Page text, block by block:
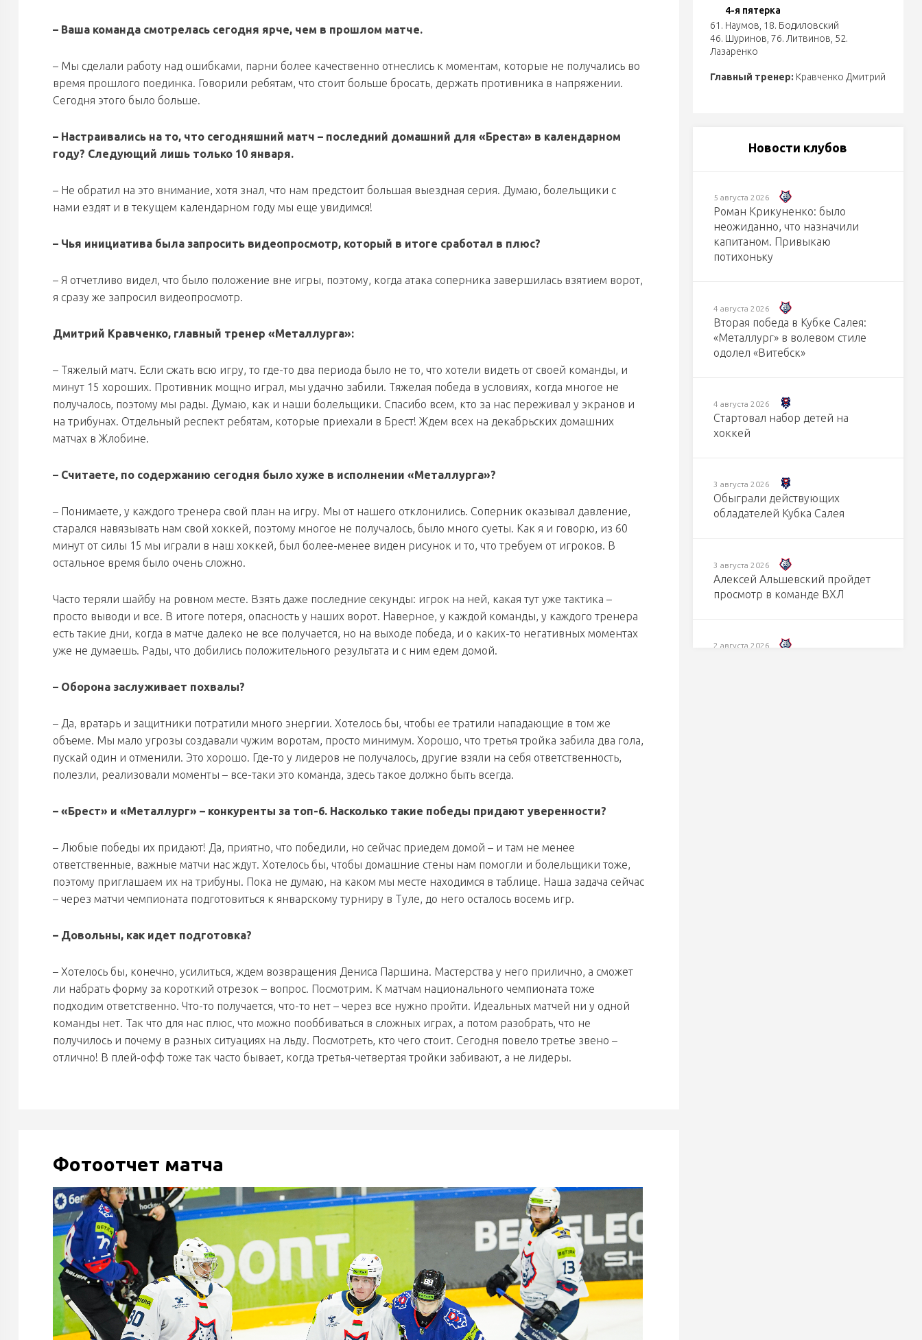
– Ваша команда смотрелась сегодня ярче, чем в прошлом матче.
– Мы сделали работу над ошибками, парни более качественно отнеслись к моментам, которые не получались во
время прошлого поединка. Говорили ребятам, что стоит больше бросать, держать противника в напряжении.
Сегодня этого было больше.
– Настраивались на то, что сегодняшний матч – последний домашний для «Бреста» в календарном
году? Следующий лишь только 10 января.
– Не обратил на это внимание, хотя знал, что нам предстоит большая выездная серия. Думаю, болельщики с
нами ездят и в текущем календарном году мы еще увидимся!
– Чья инициатива была запросить видеопросмотр, который в итоге сработал в плюс?
– Я отчетливо видел, что было положение вне игры, поэтому, когда атака соперника завершилась взятием ворот,
я сразу же запросил видеопросмотр.
Дмитрий Кравченко, главный тренер «Металлурга»:
– Тяжелый матч. Если сжать всю игру, то где-то два периода было не то, что хотели видеть от своей команды, и
минут 15 хороших. Противник мощно играл, мы удачно забили. Тяжелая победа в условиях, когда многое не
получалось, поэтому мы рады. Думаю, как и наши болельщики. Спасибо всем, кто за нас переживал у экранов и
на трибунах. Отдельный респект ребятам, которые приехали в Брест! Ждем всех на декабрьских домашних
матчах в Жлобине.
– Считаете, по содержанию сегодня было хуже в исполнении «Металлурга»?
– Понимаете, у каждого тренера свой план на игру. Мы от нашего отклонились. Соперник оказывал давление,
старался навязывать нам свой хоккей, поэтому многое не получалось, было много суеты. Как я и говорю, из 60
минут от силы 15 мы играли в наш хоккей, был более-менее виден рисунок и то, что требуем от игроков. В
остальное время было очень сложно.
Часто теряли шайбу на ровном месте. Взять даже последние секунды: игрок на ней, какая тут уже тактика –
просто выводи и все. В итоге потеря, опасность у наших ворот. Наверное, у каждой команды, у каждого тренера
есть такие дни, когда в матче далеко не все получается, но на выходе победа, и о каких-то негативных моментах
уже не думаешь. Рады, что добились положительного результата и с ним едем домой.
– Оборона заслуживает похвалы?
– Да, вратарь и защитники потратили много энергии. Хотелось бы, чтобы ее тратили нападающие в том же
объеме. Мы мало угрозы создавали чужим воротам, просто минимум. Хорошо, что третья тройка забила два гола,
пускай один и отменили. Это хорошо. Где-то у лидеров не получалось, другие взяли на себя ответственность,
полезли, реализовали моменты – все-таки это команда, здесь такое должно быть всегда.
– «Брест» и «Металлург» – конкуренты за топ-6. Насколько такие победы придают уверенности?
– Любые победы их придают! Да, приятно, что победили, но сейчас приедем домой – и там не менее
ответственные, важные матчи нас ждут. Хотелось бы, чтобы домашние стены нам помогли и болельщики тоже,
поэтому приглашаем их на трибуны. Пока не думаю, на каком мы месте находимся в таблице. Наша задача сейчас
– через матчи чемпионата подготовиться к январскому турниру в Туле, до него осталось восемь игр.
– Довольны, как идет подготовка?
– Хотелось бы, конечно, усилиться, ждем возвращения Дениса Паршина. Мастерства у него прилично, а сможет
ли набрать форму за короткий отрезок – вопрос. Посмотрим. К матчам национального чемпионата тоже
подходим ответственно. Что-то получается, что-то нет – через все нужно пройти. Идеальных матчей ни у одной
команды нет. Так что для нас плюс, что можно пооббиваться в сложных играх, а потом разобрать, что не
получилось и почему в разных ситуациях на льду. Посмотреть, кто чего стоит. Сегодня повело третье звено –
отлично! В плей-офф тоже так часто бывает, когда третья-четвертая тройки забивают, а не лидеры.
Фотоотчет матча
4-я пятерка
61. Наумов 18. Бодиловский
46. Шуринов 76. Литвинов 52.
Лазаренко
Главный тренер: Кравченко Дмитрий
Новости клубов
5 августа 2026
Роман Крикуненко: было
неожиданно, что назначили
капитаном. Привыкаю
потихоньку
4 августа 2026
Вторая победа в Кубке Салея:
«Металлург» в волевом стиле
одолел «Витебск»
4 августа 2026
Стартовал набор детей на
хоккей
3 августа 2026
Обыграли действующих
обладателей Кубка Салея
3 августа 2026
Алексей Альшевский пройдет
просмотр в команде ВХЛ
2 августа 2026